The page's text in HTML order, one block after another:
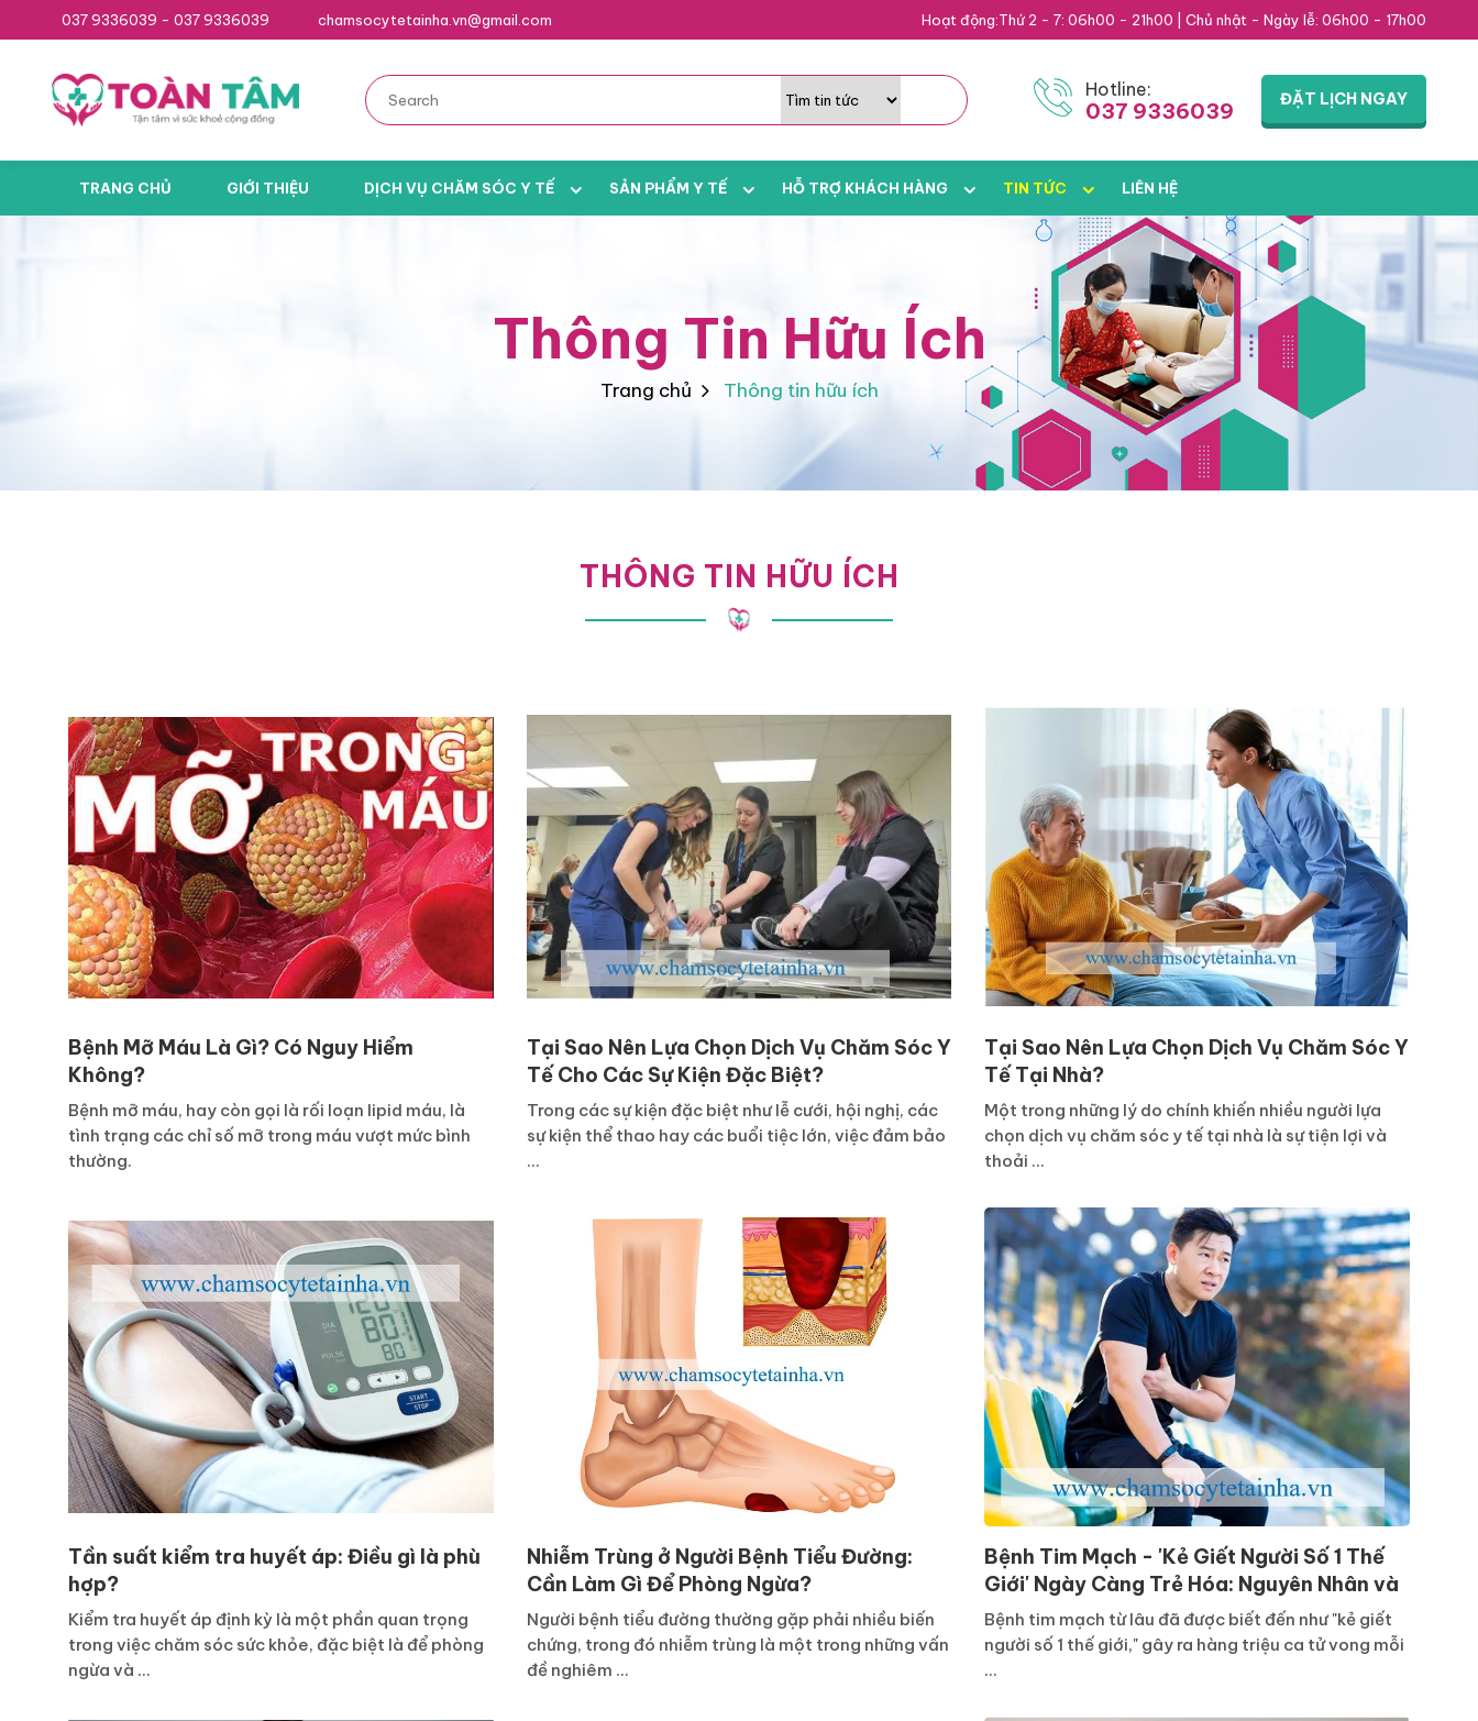
037 9336039 - 037 9336039 chamsocytetainha.vn@gmail.com Hoạt động:Thứ 2 - 7: 06h00 - 21h00 | Chủ nhật - Ngày lễ: 06h00 - 17h00
ĐẶT LỊCH NGAY
Hotline:
037 9336039
TRANG CHỦ GIỚI THIỆU DỊCH VỤ CHĂM SÓC Y TẾ SẢN PHẨM Y TẾ HỖ TRỢ KHÁCH HÀNG TIN TỨC LIÊN HỆ
Thông Tin Hữu Ích
Trang chủ Thông tin hữu ích
THÔNG TIN HỮU ÍCH
Bệnh Mỡ Máu Là Gì? Có Nguy Hiểm
Không?
Bệnh mỡ máu, hay còn gọi là rối loạn lipid máu, là
tình trạng các chỉ số mỡ trong máu vượt mức bình
thường.
Tại Sao Nên Lựa Chọn Dịch Vụ Chăm Sóc Y
Tế Cho Các Sự Kiện Đặc Biệt?
Trong các sự kiện đặc biệt như lễ cưới, hội nghị, các
sự kiện thể thao hay các buổi tiệc lớn, việc đảm bảo
...
Tại Sao Nên Lựa Chọn Dịch Vụ Chăm Sóc Y
Tế Tại Nhà?
Một trong những lý do chính khiến nhiều người lựa
chọn dịch vụ chăm sóc y tế tại nhà là sự tiện lợi và
thoải ...
Tần suất kiểm tra huyết áp: Điều gì là phù
hợp?
Kiểm tra huyết áp định kỳ là một phần quan trọng
trong việc chăm sóc sức khỏe, đặc biệt là để phòng
ngừa và ...
Nhiễm Trùng ở Người Bệnh Tiểu Đường:
Cần Làm Gì Để Phòng Ngừa?
Người bệnh tiểu đường thường gặp phải nhiều biến
chứng, trong đó nhiễm trùng là một trong những vấn
đề nghiêm ...
Bệnh Tim Mạch - 'Kẻ Giết Người Số 1 Thế
Giới' Ngày Càng Trẻ Hóa: Nguyên Nhân và
Biện Pháp Phòng Ngừa
Bệnh tim mạch từ lâu đã được biết đến như "kẻ giết
người số 1 thế giới," gây ra hàng triệu ca tử vong mỗi
...